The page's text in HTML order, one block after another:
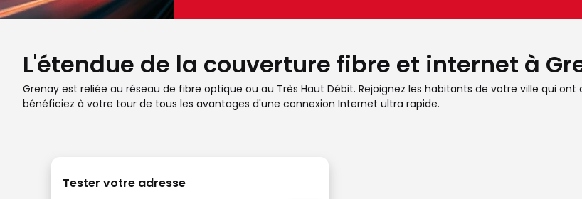
L'étendue de la couverture fibre et internet à
Grenay est reliée au réseau de fibre optique ou au Très Haut Débit. Rejoignez les habitants de votre ville qui
bénéficiez à votre tour de tous les avantages d'une connexion Internet ultra rapide.
Tester votre adresse